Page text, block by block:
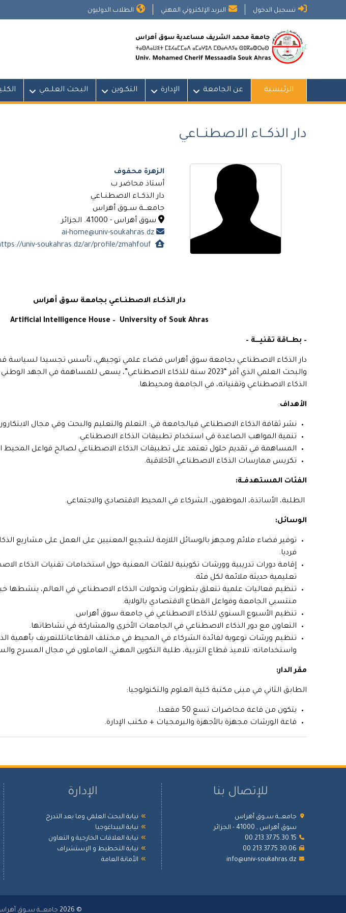
تسجيل الدخول البريد الإلكتروني المهني الطلاب الدوليون
الرئيسية عن الجامعة الإدارة التكــوين البـحث العلــمي
دار الذكــاء الاصطنــاعي
الزهرة محفوف
أستاذ محاضر ب
دار الذكــاء الاصطنــاعي
جامعـــة ســوق أهراس
سوق أهراس - 41000. الجزائر
دار الذكــاء الاصطنــاعي بجامعة سوق أهراس
Artificial Intelligence House – University of Souk Ahras
– بطـــاقة تقنيــــة –
دار الذكاء الاصطناعي بجامعة سوق أهراس فضاء علمي توجيهي، تأسس تجسيدا لسياسة
والبحث العلمي الذي أقر “2023 سنة للذكاء الاصطناعي”، يسعى للمساهمة في
الذكاء الاصطناعي وتقنياته، في الجامعة ومحيطها.
الأهداف:
نشر ثقافة الذكاء الاصطناعي فيالجامعة في: التعلم والتعليم والبحث وفي مجال
تنمية المواهب الصاعدة في استخدام تطبيقات الذكاء الاصطناعي.
المساهمة في تقديم حلول تعتمد على تطبيقات الذكاء الاصطناعي لصالح فواعل المحيط
تكريس ممارسات الذكاء الاصطناعي الأخلاقية.
الفئات المستهدفــة:
الطلبة، الأساتذة، الموظفون، الشركاء في المحيط الاقتصادي والاجتماعي.
الوسائل:
توفير فضاء ملائم ومجهز بالوسائل اللازمة لشجيع المعنيين على العمل على مشاريع
فرديا.
إقامة دورات تدريبية وورشات تكوينية للفئات المعنية حول استخدامات تقنيات الذكاء
تعليمية حديثة ملائمة لكل فئة.
تنظيم فعاليات علمية تتعلق بتطورات وتحولات الذكاء الاصطناعي في العالم، ينشطها
منتسبي الجامعة وفواعل القطاع الاقتصادي بالولاية.
تنظيم الأسبوع السنوي للذكاء الاصطناعي في جامعة سوق أهراس.
التعاون مع دور الذكاء الاصطناعي في الجامعات الأخرى والمشاركة في نشاطاتها.
تنظيم ورشات توعوية لفائدة الشركاء في المحيط في مختلف القطاعاتللتعريف بأهمية
واستخداماته: تلاميذ قطاع التربية، طلبة التكوين المهني، العاملون في مجال المسرح
مقر الدار:
الطابق الثاني في مبنى مكتبة كلية العلوم والتكنولوجيا:
يتكون من قاعة محاضرات تسع 50 مقعدا.
قاعة الورشات مجهزة بالأجهزة والبرمجيات + مكتب الإدارة.
للإتصال بنا
جامعـــة ســوق أهراس
سوق أهراس , 41000 - الجزائر
00.213.37.75.30.15
00.213.37.75.30.06
info@univ-soukahras.dz
الإدارة
نيابة البحث العلمي وما بعد التدرج
نيابة البيداغوجيا
نيابة العلاقات الخارجية و التعاون
نيابة التخطيط و الإستشراف
الأمانة العامة
© 2026 جامعـــة ســوق